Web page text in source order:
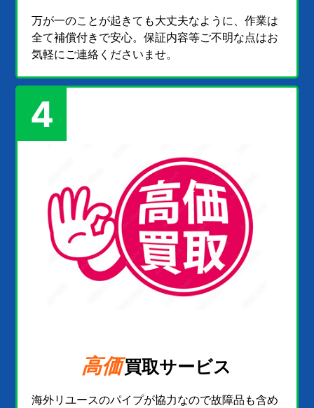
万が一のことが起きても大丈夫なように、作業は
全て補償付きで安心。保証内容等ご不明な点はお
気軽にご連絡くださいませ。
4
高価買取サービス
海外リユースのパイプが協力なので故障品も含め